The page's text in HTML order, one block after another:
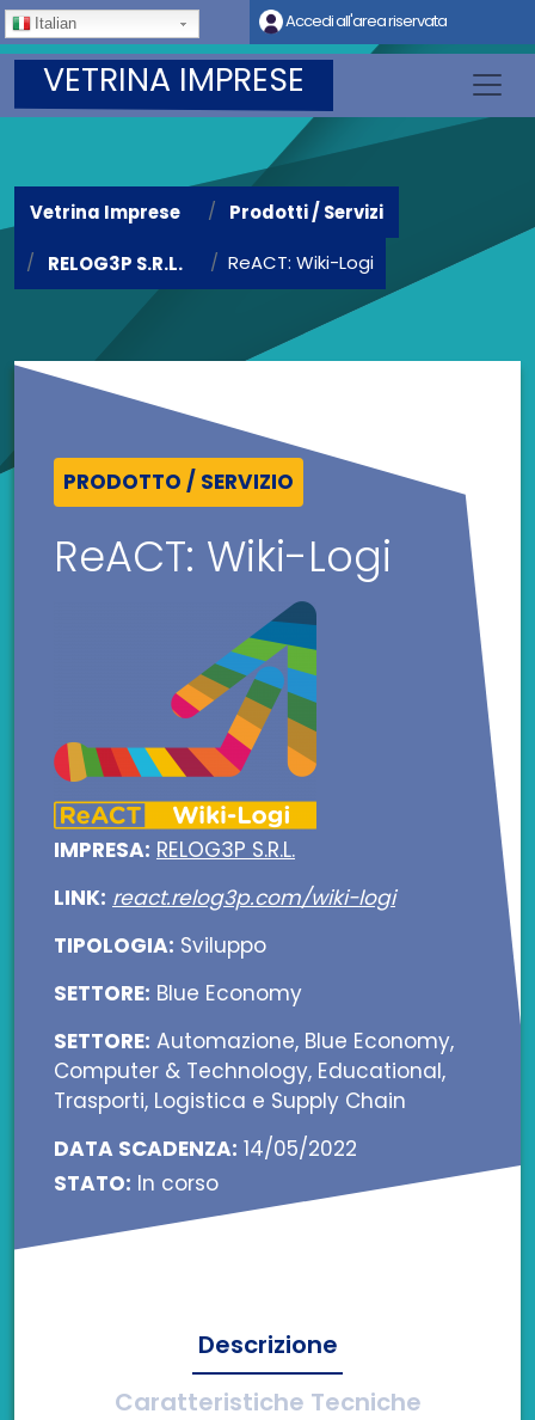
Salta al contenuto principale
Italian Accedi all'area riservata
VETRINA IMPRESE
Vetrina Imprese Prodotti / Servizi
RELOG3P S.R.L. ReACT: Wiki-Logi
PRODOTTO / SERVIZIO
ReACT: Wiki-Logi
IMPRESA: RELOG3P S.R.L.
LINK: react.relog3p.com/wiki-logi
TIPOLOGIA: Sviluppo
SETTORE: Blue Economy
SETTORE: Automazione, Blue Economy,
Computer & Technology, Educational,
Trasporti, Logistica e Supply Chain
DATA SCADENZA: 14/05/2022
STATO: In corso
Descrizione
Caratteristiche Tecniche